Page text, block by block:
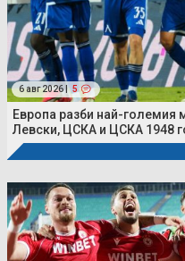
6 авг 2026 | 5
Европа разби най-големия
Левски, ЦСКА и ЦСКА 1948